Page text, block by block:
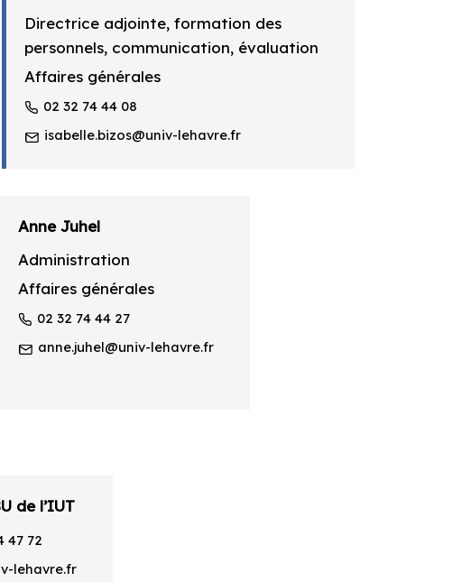
Directrice adjointe, formation des
personnels, communication, évaluation
Affaires générales
02 32 74 44 08
isabelle.bizos@univ-lehavre.fr
Anne Juhel
Administration
Affaires générales
02 32 74 44 27
anne.juhel@univ-lehavre.fr
de l’IUT
47 72
lehavre.fr